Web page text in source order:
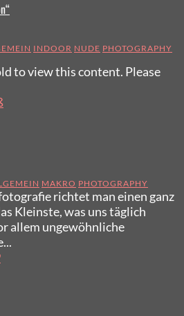
INDOOR NUDE PHOTOGRAPHY
to view this content. Please
MAKRO PHOTOGRAPHY
richtet man einen ganz
Kleinste, was uns täglich
allem ungewöhnliche